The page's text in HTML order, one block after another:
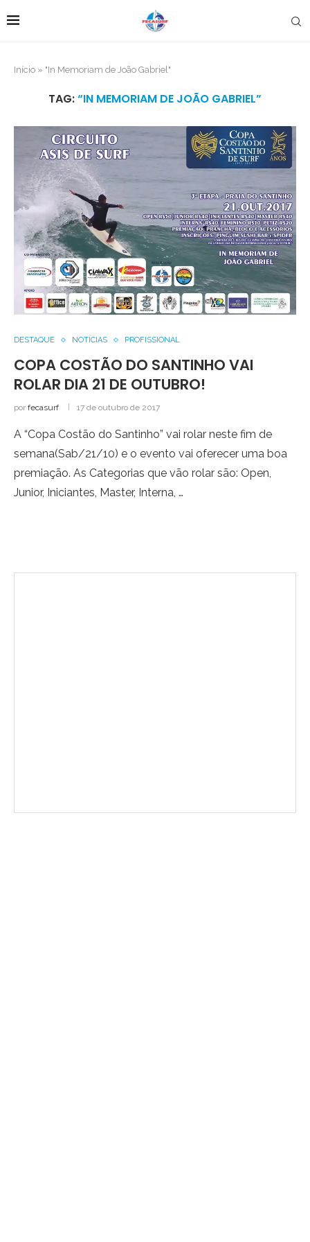
Início » "In Memoriam de João Gabriel"
TAG:“IN MEMORIAM DE JOÃO GABRIEL”
DESTAQUE NOTÍCIAS PROFISSIONAL
COPA COSTÃO DO SANTINHO VAI
ROLAR DIA 21 DE OUTUBRO!
por fecasurf 17 de outubro de 2017
A “Copa Costão do Santinho” vai rolar neste fim de
semana(Sab/21/10) e o evento vai oferecer uma boa
premiação. As Categorias que vão rolar são: Open,
Junior, Iniciantes, Master, Interna, …